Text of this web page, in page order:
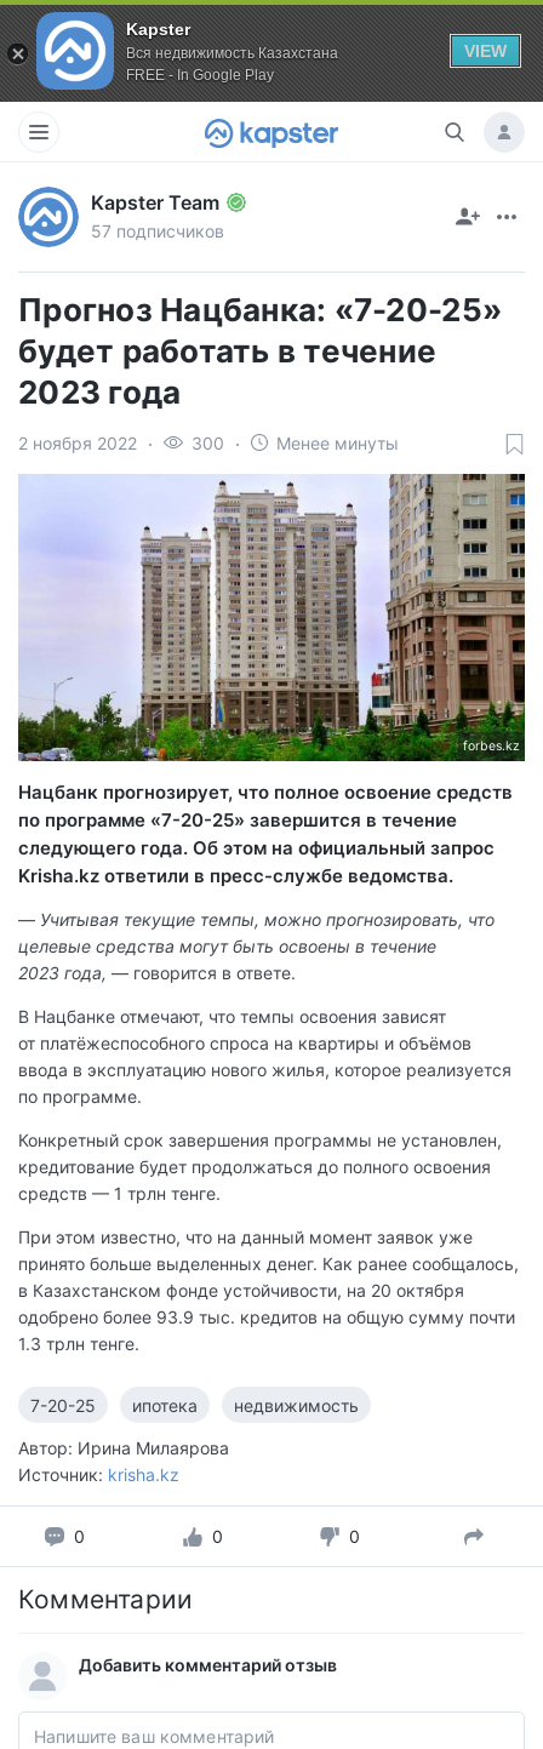
Kapster
Вся недвижимость Казахстана
FREE - In Google Play
VIEW
Kapster Team
57 подписчиков
Прогноз Нацбанка: «7-20-25»
будет работать в течение
2023 года
2 ноября 2022 300 Менее минуты
forbes.kz
Нацбанк прогнозирует, что полное освоение средств
по программе «7-20-25» завершится в течение
следующего года. Об этом на официальный запрос
Krisha.kz ответили в пресс-службе ведомства.
— Учитывая текущие темпы, можно прогнозировать, что
целевые средства могут быть освоены в течение
2023 года, — говорится в ответе.
В Нацбанке отмечают, что темпы освоения зависят
от платёжеспособного спроса на квартиры и объёмов
ввода в эксплуатацию нового жилья, которое реализуется
по программе.
Конкретный срок завершения программы не установлен,
кредитование будет продолжаться до полного освоения
средств — 1 трлн тенге.
При этом известно, что на данный момент заявок уже
принято больше выделенных денег. Как ранее сообщалось,
в Казахстанском фонде устойчивости, на 20 октября
одобрено более 93.9 тыс. кредитов на общую сумму почти
1.3 трлн тенге.
7-20-25 ипотека недвижимость
Автор: Ирина Милаярова
Источник: krisha.kz
0 0 0
Комментарии
Добавить комментарий отзыв